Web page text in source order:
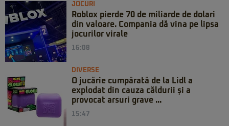
JOCURI
Roblox pierde 70 de miliarde de dolari
din valoare. Compania dă vina pe lipsa
jocurilor virale
16:08
DIVERSE
O jucărie cumpărată de la Lidl a
explodat din cauza căldurii și a
provocat arsuri grave ...
15:47